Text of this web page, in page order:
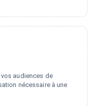
audiences de
nécessaire à une